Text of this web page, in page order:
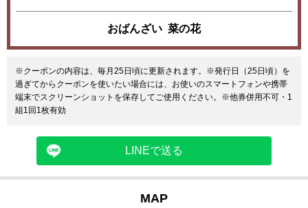
おばんざい 菜の花
※クーポンの内容は、毎月25日頃に更新されます。※発行日（25日頃）を
過ぎてからクーポンを使いたい場合には、お使いのスマートフォンや携帯
端末でスクリーンショットを保存してご使用ください。※他券併用不可・1
組1回1枚有効
LINEで送る
MAP